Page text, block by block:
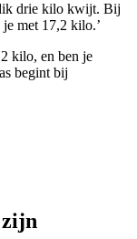
drie kilo kwijt. Bij
met 17,2 kilo.’
kilo, en ben je
begint bij